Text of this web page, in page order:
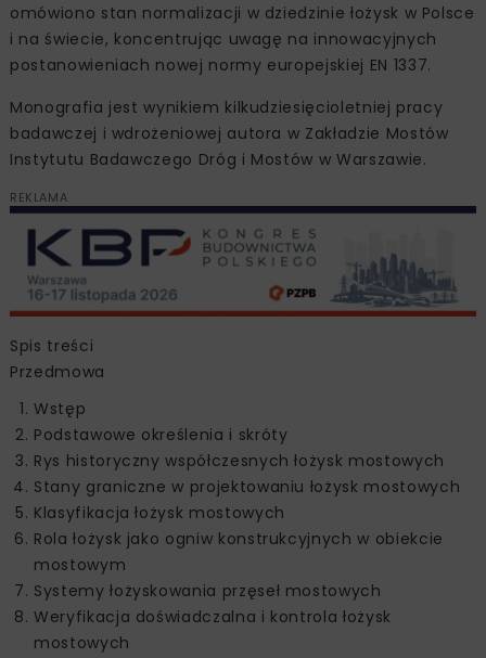
omówiono stan normalizacji w dziedzinie łożysk w Polsce
i na świecie, koncentrując uwagę na innowacyjnych
postanowieniach nowej normy europejskiej EN 1337.
Monografia jest wynikiem kilkudziesięcioletniej pracy
badawczej i wdrożeniowej autora w Zakładzie Mostów
Instytutu Badawczego Dróg i Mostów w Warszawie.
REKLAMA
Spis treści
Przedmowa
Wstęp
Podstawowe określenia i skróty
Rys historyczny współczesnych łożysk mostowych
Stany graniczne w projektowaniu łożysk mostowych
Klasyfikacja łożysk mostowych
Rola łożysk jako ogniw konstrukcyjnych w obiekcie
mostowym
Systemy łożyskowania przęseł mostowych
Weryfikacja doświadczalna i kontrola łożysk
mostowych